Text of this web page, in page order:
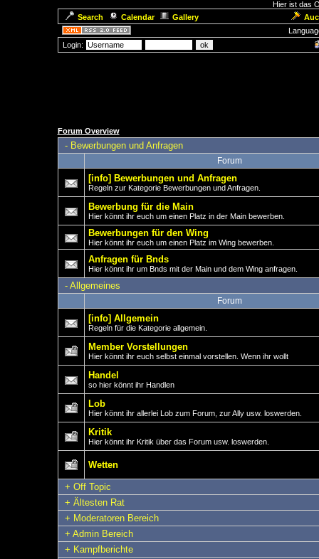
Hier ist das
Search
Calendar Gallery
Login:
Forum Overview
- Bewerbungen und Anfragen
Forum
[info] Bewerbungen und Anfragen
Regeln zur Kategorie Bewerbungen und Anfragen.
Bewerbung für die Main
Hier könnt ihr euch um einen Platz in der Main bewerben.
Bewerbungen für den Wing
Hier könnt ihr euch um einen Platz im Wing bewerben.
Anfragen für Bnds
Hier könnt ihr um Bnds mit der Main und dem Wing anfragen.
- Allgemeines
Forum
[info] Allgemein
Regeln für die Kategorie allgemein.
Member Vorstellungen
Hier könnt ihr euch selbst einmal vorstellen. Wenn ihr wollt
Handel
so hier könnt ihr Handlen
Lob
Hier könnt ihr allerlei Lob zum Forum, zur Ally usw. loswerden.
Kritik
Hier könnt ihr Kritik über das Forum usw. loswerden.
Wetten
+ Off Topic
+ Ältesten Rat
+ Moderatoren Bereich
+ Admin Bereich
+ Kampfberichte